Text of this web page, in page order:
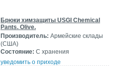
Брюки химзащиты USGI Chemical
Pants. Olive.
Производитель: Армейские склады
(США)
Состояние: С хранения
уведомить о приходе